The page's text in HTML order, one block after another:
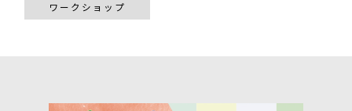
ワークショップ